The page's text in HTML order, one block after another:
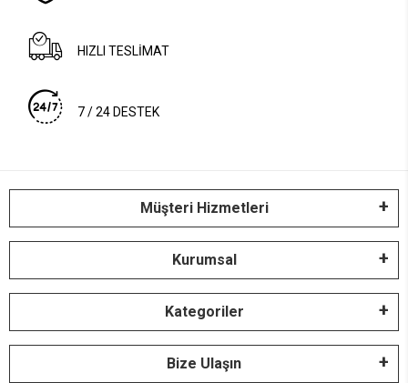
HIZLI TESLİMAT
7 / 24 DESTEK
Müşteri Hizmetleri
Kurumsal
Kategoriler
Bize Ulaşın